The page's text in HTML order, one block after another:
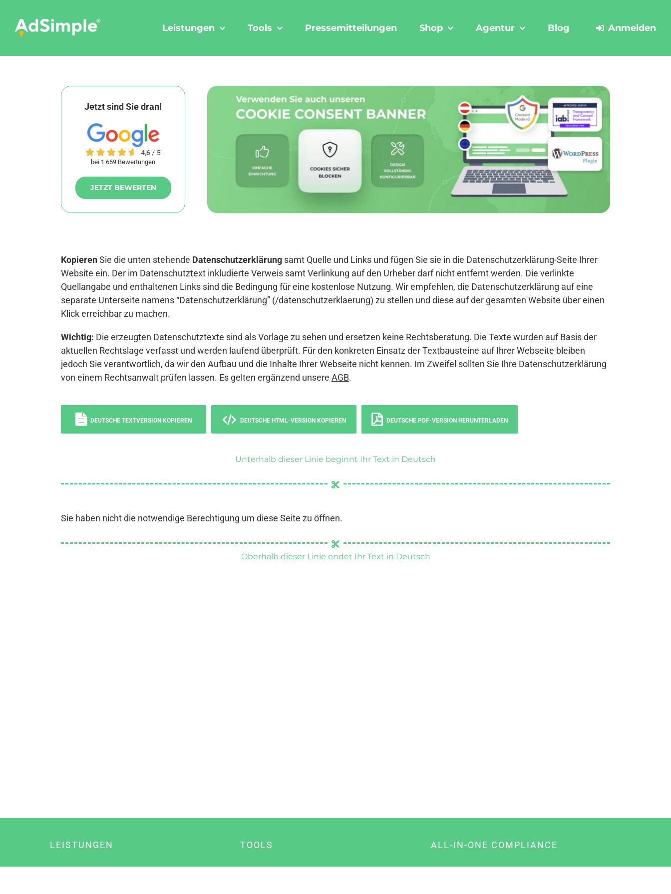
content
Leistungen Tools Pressemitteilungen Shop Agentur Blog Anmelden
Jetzt sind Sie dran!
bei 1.659 Bewertungen
JETZT BEWERTEN
KopierenSie die unten stehende Datenschutzerklärung samt Quelle und Links und fügen Sie sie in die Datenschutzerklärung-Seite Ihrer
Website ein. Der im Datenschutztext inkludierte Verweis samt Verlinkung auf den Urheber darf nicht entfernt werden. Die verlinkte
Quellangabe und enthaltenen Links sind die Bedingung für eine kostenlose Nutzung. Wir empfehlen, die Datenschutzerklärung auf eine
separate Unterseite namens “Datenschutzerklärung” (/datenschutzerklaerung) zu stellen und diese auf der gesamten Website über einen
Klick erreichbar zu machen.
Wichtig: Die erzeugten Datenschutztexte sind als Vorlage zu sehen und ersetzen keine Rechtsberatung. Die Texte wurden auf Basis der
aktuellen Rechtslage verfasst und werden laufend überprüft. Für den konkreten Einsatz der Textbausteine auf Ihrer Webseite bleiben
jedoch Sie verantwortlich, da wir den Aufbau und die Inhalte Ihrer Webseite nicht kennen. Im Zweifel sollten Sie Ihre Datenschutzerklärung
von einem Rechtsanwalt prüfen lassen. Es gelten ergänzend unsere AGB.
DEUTSCHE TEXTVERSION KOPIEREN DEUTSCHE HTML-VERSION KOPIEREN DEUTSCHE PDF-VERSION HERUNTERLADEN
Unterhalb dieser Linie beginnt Ihr Text in Deutsch
Sie haben nicht die notwendige Berechtigung um diese Seite zu öffnen.
Oberhalb dieser Linie endet Ihr Text in Deutsch
LEISTUNGEN TOOLS ALL-IN-ONE COMPLIANCE